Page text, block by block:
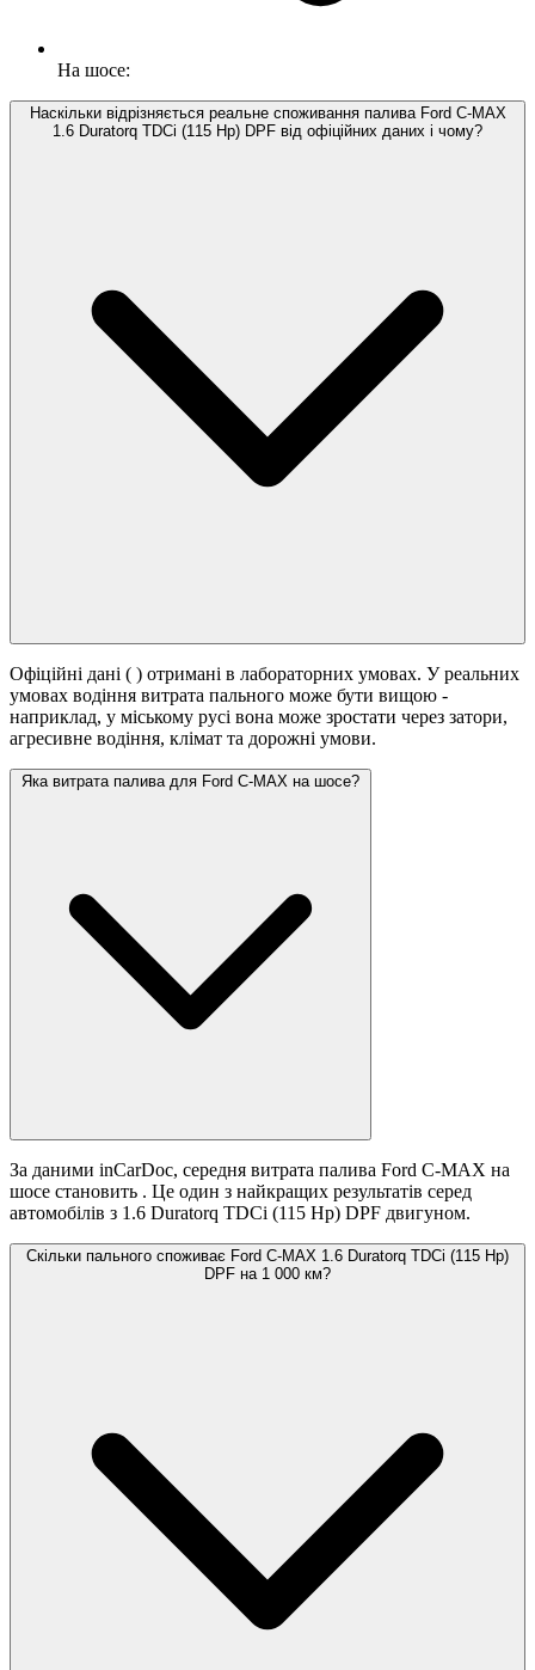
На шосе:
Наскільки відрізняється реальне споживання палива Ford C-MAX
1.6 Duratorq TDCi (115 Hp) DPF від офіційних даних і чому?
Офіційні дані ( ) отримані в лабораторних умовах. У реальних
умовах водіння витрата пального може бути вищою -
наприклад, у міському русі вона може зростати через затори,
агресивне водіння, клімат та дорожні умови.
Яка витрата палива для Ford C-MAX на шосе?
За даними inCarDoc, середня витрата палива Ford C-MAX на
шосе становить . Це один з найкращих результатів серед
автомобілів з 1.6 Duratorq TDCi (115 Hp) DPF двигуном.
Скільки пального споживає Ford C-MAX 1.6 Duratorq TDCi (115 Hp)
DPF на 1 000 км?